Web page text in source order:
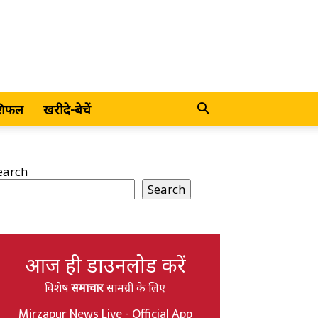
खरीदे-बेचें
Search
आज ही डाउनलोड करें
विशेषसमाचारसामग्री के लिए